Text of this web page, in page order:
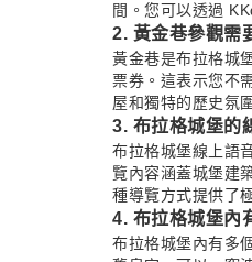
間。您可以透過
2. 黃金巷參觀需
黃金巷是布拉格城
票券。這表示您不
屋和獨特的歷史氛
3. 布拉格城堡的
布拉格城堡線上語
覽內容涵蓋城堡建
種導覽方式提供了
4. 布拉格城堡內
布拉格城堡內有多